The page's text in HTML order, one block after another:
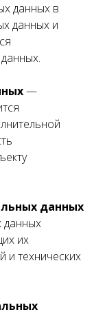
данных в
данных и
—
данных
данных
их
и технических